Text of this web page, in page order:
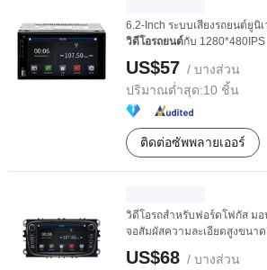
6.2-Inch ระบบเสียงรถยนต์ยูนิ
วิดีโอรถยนต์กับ 1280*480IPS
US$57 / บางส่วน
ปริมาณต่ำสุด:10 ชิ้น
ติดต่อซัพพลายเออร์
วิดีโอรถสำหรับฟอร์ดโฟกัส ม
จอสัมผัสความละเอียดสูงขนา
US$68 / บางส่วน